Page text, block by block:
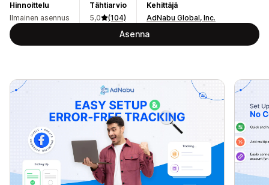
Hinnoittelu
Ilmainen asennus
Tähtiarvio
5,0
(104)
Kehittäjä
AdNabu Global, Inc.
Asenna